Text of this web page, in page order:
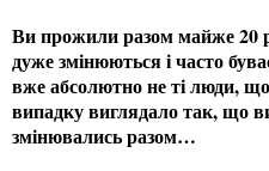
Ви прожили разом майже 20
дуже змінюються і часто
вже абсолютно не ті люди,
випадку виглядало так, що
змінювались разом…